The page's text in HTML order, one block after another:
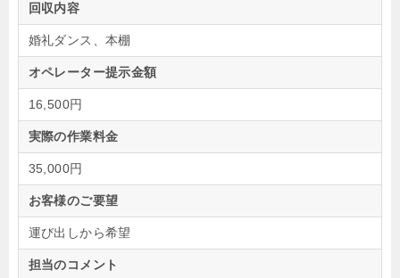
回収内容
婚礼ダンス、本棚
オペレーター提示金額
16,500円
実際の作業料金
35,000円
お客様のご要望
運び出しから希望
担当のコメント